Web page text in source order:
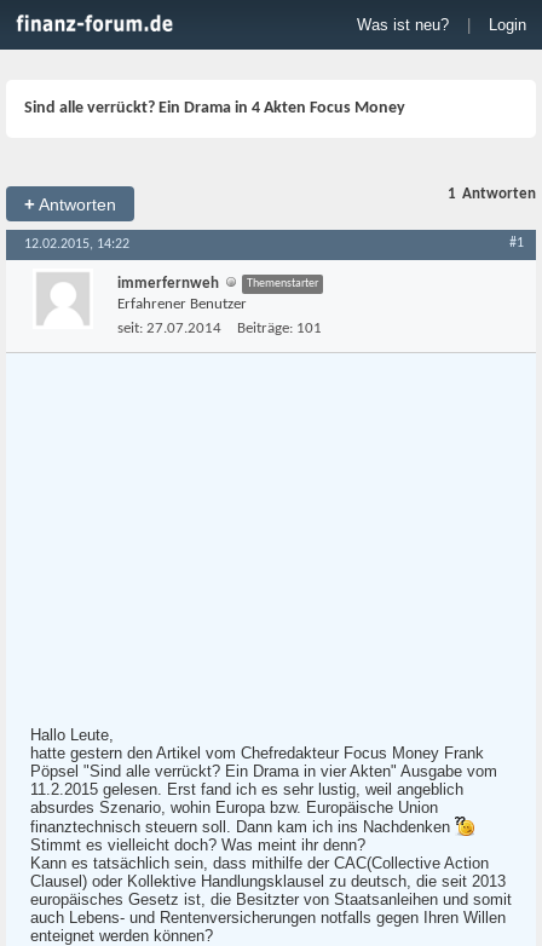
Was ist neu? Login
Sind alle verrückt? Ein Drama in 4 Akten Focus Money
+Antworten
1 Antworten
12.02.2015, 14:22 #1
immerfernweh Themenstarter
Erfahrener Benutzer
seit: 27.07.2014 Beiträge: 101
Hallo Leute,
hatte gestern den Artikel vom Chefredakteur Focus Money Frank
Pöpsel "Sind alle verrückt? Ein Drama in vier Akten" Ausgabe vom
11.2.2015 gelesen. Erst fand ich es sehr lustig, weil angeblich
absurdes Szenario, wohin Europa bzw. Europäische Union
finanztechnisch steuern soll. Dann kam ich ins Nachdenken
Stimmt es vielleicht doch? Was meint ihr denn?
Kann es tatsächlich sein, dass mithilfe der CAC(Collective Action
Clausel) oder Kollektive Handlungsklausel zu deutsch, die seit 2013
europäisches Gesetz ist, die Besitzter von Staatsanleihen und somit
auch Lebens- und Rentenversicherungen notfalls gegen Ihren Willen
enteignet werden können?